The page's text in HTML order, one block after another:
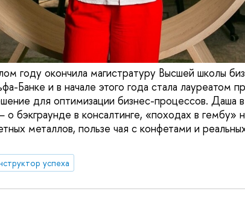
году окончила магистратуру Высшей школы
Банке и в начале этого года стала лауреатом
для оптимизации бизнес-процессов. Даша
бэкграунде в консалтинге, «походах в гембу»
металлов, пользе чая с конфетами и
успеха